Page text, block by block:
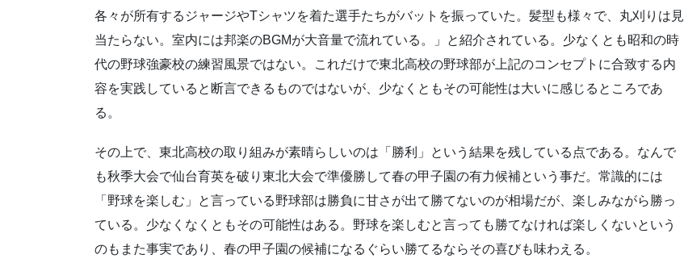
各々が所有するジャージやTシャツを着た選手たちがバットを振っていた。髪型も様々で、丸刈りは見
当たらない。室内には邦楽のBGMが大音量で流れている。」と紹介されている。少なくとも昭和の時
代の野球強豪校の練習風景ではない。これだけで東北高校の野球部が上記のコンセプトに合致する内
容を実践していると断言できるものではないが、少なくともその可能性は大いに感じるところであ
る。
その上で、東北高校の取り組みが素晴らしいのは「勝利」という結果を残している点である。なんで
も秋季大会で仙台育英を破り東北大会で準優勝して春の甲子園の有力候補という事だ。常識的には
「野球を楽しむ」と言っている野球部は勝負に甘さが出て勝てないのが相場だが、楽しみながら勝っ
ている。少なくなくともその可能性はある。野球を楽しむと言っても勝てなければ楽しくないという
のもまた事実であり、春の甲子園の候補になるぐらい勝てるならその喜びも味わえる。